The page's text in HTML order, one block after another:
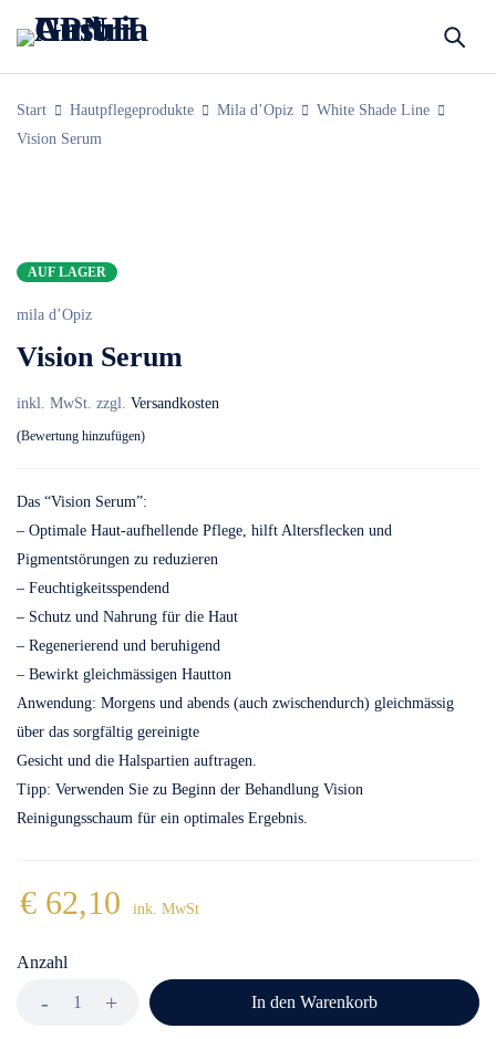
Start Hautpflegeprodukte Mila d’Opiz
White Shade Line
Vision Serum
AUF LAGER
mila d’Opiz
Vision Serum
inkl. MwSt. zzgl. Versandkosten
Bewertung hinzufügen
Das “Vision Serum”:
– Optimale Haut-aufhellende Pflege, hilft Altersflecken und
Pigmentstörungen zu reduzieren
– Feuchtigkeitsspendend
– Schutz und Nahrung für die Haut
– Regenerierend und beruhigend
– Bewirkt gleichmässigen Hautton
Anwendung: Morgens und abends (auch zwischendurch) gleichmässig
über das sorgfältig gereinigte
Gesicht und die Halspartien auftragen.
Tipp: Verwenden Sie zu Beginn der Behandlung Vision
Reinigungsschaum für ein optimales Ergebnis.
€ 62,10 ink. MwSt
Anzahl
In den Warenkorb